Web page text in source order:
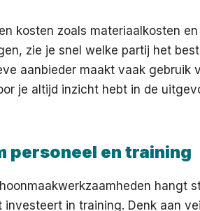
kosten zoals materiaalkosten
zie je snel welke partij het
aanbieder maakt vaak gebruik
je altijd inzicht hebt in de
personeel en training
hangt
investeert in training. Denk aan